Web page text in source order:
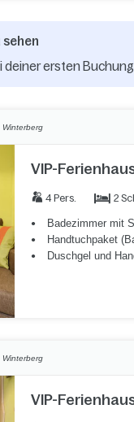
sehen
deiner ersten
Winterberg
VIP-
4 Pers. 2
Badezimmer mit
Handtuchpaket
Duschgel und
Winterberg
VIP-